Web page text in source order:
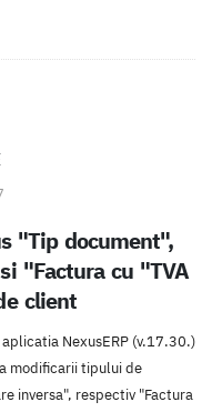
"Tip document",
"Factura cu "TVA
client
NexusERP (v.17.30.)
modificarii tipului de
inversa", respectiv "Factura